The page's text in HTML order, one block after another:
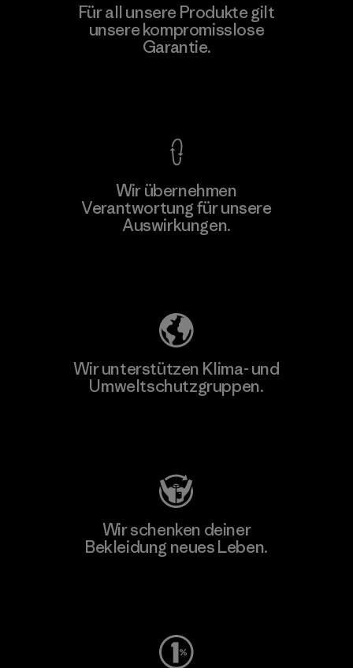
Für all unsere Produkte gilt
unsere kompromisslose
Garantie.
Wir übernehmen
Verantwortung für unsere
Auswirkungen.
Wir unterstützen Klima- und
Umweltschutzgruppen.
Wir schenken deiner
Bekleidung neues Leben.